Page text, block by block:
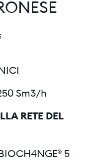
Sm3/h
RETE DEL
5